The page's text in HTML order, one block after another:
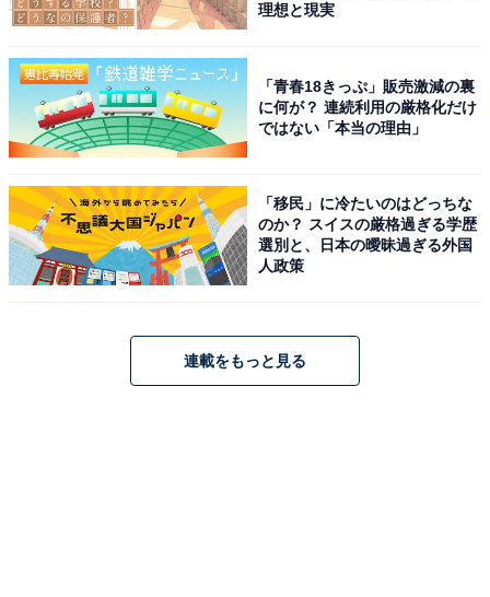
理想と現実
「青春18きっぷ」販売激減の裏
に何が？ 連続利用の厳格化だけ
ではない「本当の理由」
「移民」に冷たいのはどっちな
のか？ スイスの厳格過ぎる学歴
選別と、日本の曖昧過ぎる外国
人政策
連載をもっと見る